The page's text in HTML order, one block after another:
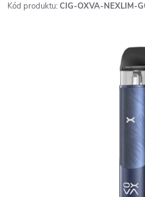
Kód produktu: CIG-OXVA-NEXLIM-